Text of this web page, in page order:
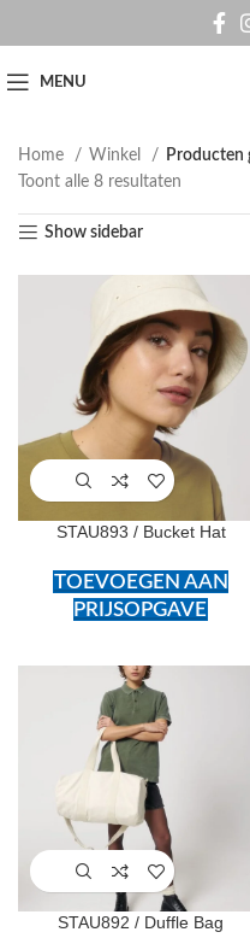
MENU
Home Winkel
Producten
Toont alle 8 resultaten
Show sidebar
STAU893 / Bucket Hat
TOEVOEGEN AAN
PRIJSOPGAVE
STAU892 / Duffle Bag